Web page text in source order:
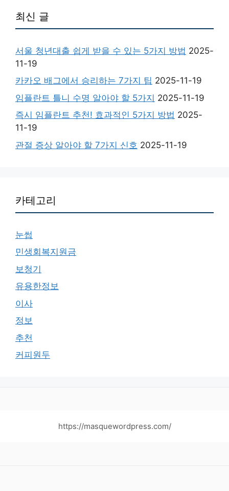
최신 글
서울 청년대출 쉽게 받을 수 있는 5가지 방법 2025-
11-19
카카오 배그에서 승리하는 7가지 팁 2025-11-19
임플란트 틀니 수명 알아야 할 5가지 2025-11-19
즉시 임플란트 추천! 효과적인 5가지 방법 2025-
11-19
관절 증상 알아야 할 7가지 신호 2025-11-19
카테고리
눈썹
민생회복지원금
보청기
유용한정보
이사
정보
추천
커피원두
https://masquewordpress.com/